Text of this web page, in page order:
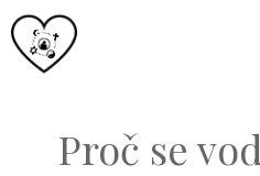
Přeskočit
na
Proč se